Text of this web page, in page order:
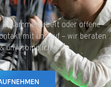
oder offene
mit uns auf – wir beraten
unverbindlich!